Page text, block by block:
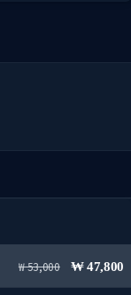
53,000 47,800